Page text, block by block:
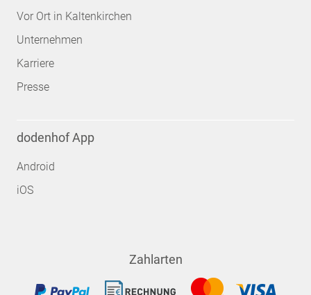
Vor Ort in Kaltenkirchen
Unternehmen
Karriere
Presse
dodenhof App
Android
iOS
Zahlarten